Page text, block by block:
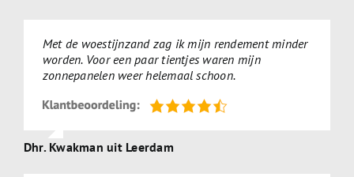
Met de woestijnzand zag ik mijn rendement minder
worden. Voor een paar tientjes waren mijn
zonnepanelen weer helemaal schoon.
Dhr. Kwakman uit Leerdam